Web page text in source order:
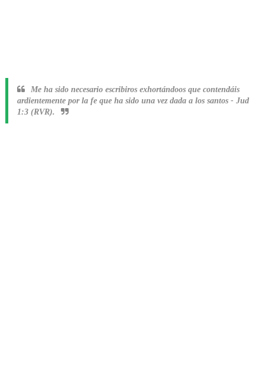
Me ha sido necesario escribiros exhortándoos que contendáis
ardientemente por la fe que ha sido una vez dada a los santos - Jud
1:3 (RVR).